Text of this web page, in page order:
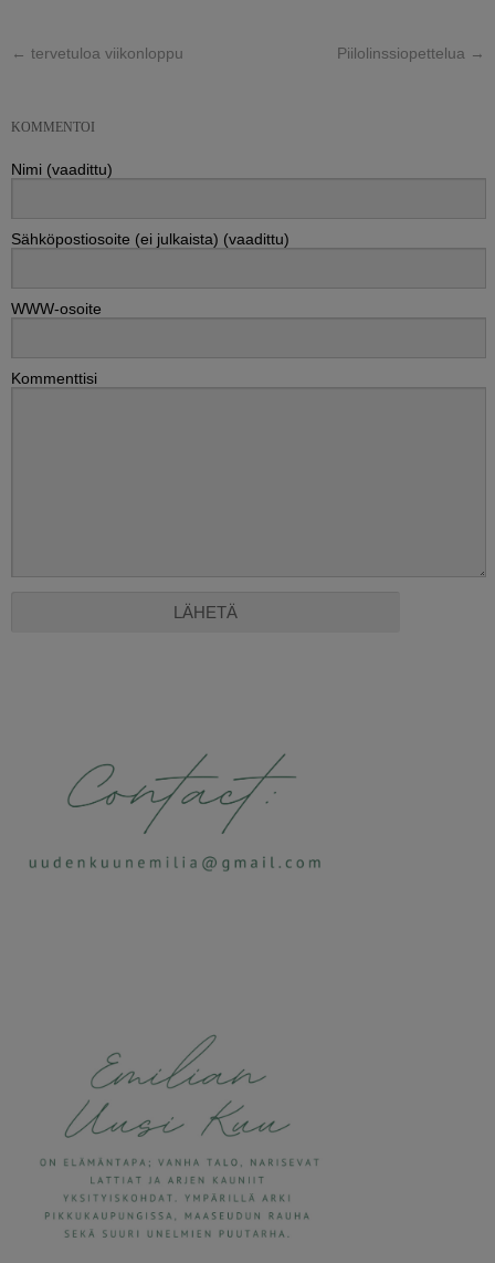
← tervetuloa viikonloppu Piilolinssiopettelua →
KOMMENTOI
Nimi (vaadittu)
Sähköpostiosoite (ei julkaista) (vaadittu)
WWW-osoite
Kommenttisi